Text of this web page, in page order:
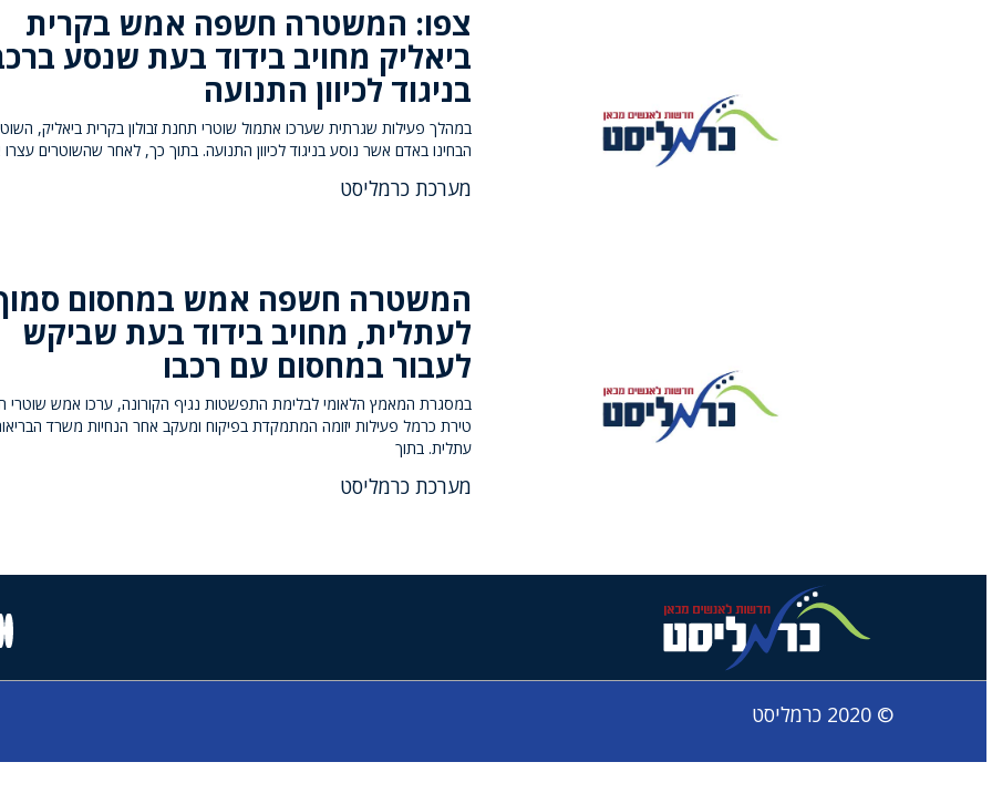
צפו: המשטרה חשפה אמש בקרית
ביאליק מחויב בידוד בעת שנסע
בניגוד לכיוון התנועה
במהלך פעילות שגרתית שערכו אתמול שוטרי תחנת זבולון בקרית ביאליק,
הבחינו באדם אשר נוסע בניגוד לכיוון התנועה. בתוך כך, לאחר שהשוטרים
מערכת כרמליסט
המשטרה חשפה אמש במחסום
לעתלית, מחויב בידוד בעת שביקש
לעבור במחסום עם רכבו
במסגרת המאמץ הלאומי לבלימת התפשטות נגיף הקורונה, ערכו אמש שוטרי
טירת כרמל פעילות יזומה המתמקדת בפיקוח ומעקב אחר הנחיות משרד
עתלית. בתוך
מערכת כרמליסט
© 2020 כרמליסט